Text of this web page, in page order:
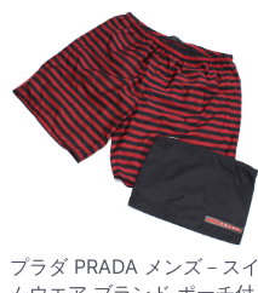
プラダ PRADA メンズ－スイ